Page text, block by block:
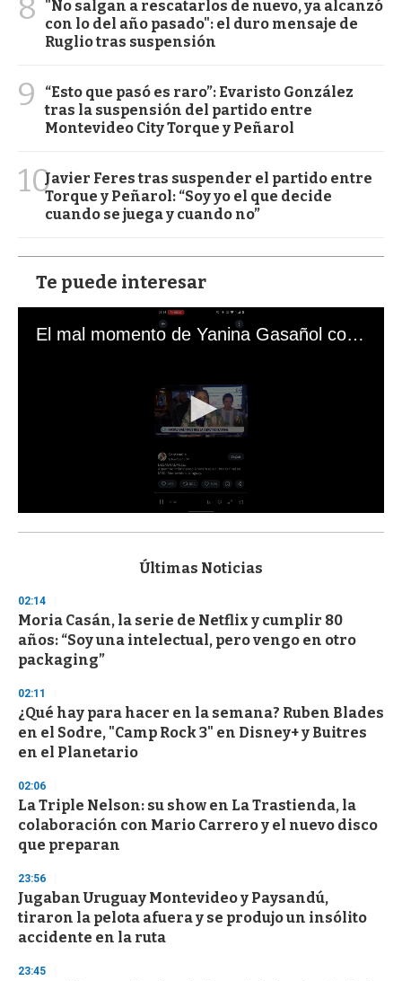
8
"No salgan a rescatarlos de nuevo, ya alcanzó
con lo del año pasado": el duro mensaje de
Ruglio tras suspensión
9
“Esto que pasó es raro”: Evaristo González
tras la suspensión del partido entre
Montevideo City Torque y Peñarol
10Javier Feres tras suspender el partido entre
Torque y Peñarol: “Soy yo el que decide
cuando se juega y cuando no”
Te puede interesar
El mal momento de Yanina Gasañol con un hincha argentino en "Subrayado"
s
d
s
o
f
3
s
c
o
n
Últimas Noticias
02:14
Moria Casán, la serie de Netflix y cumplir 80
años: “Soy una intelectual, pero vengo en otro
packaging”
02:11
¿Qué hay para hacer en la semana? Ruben Blades
en el Sodre, "Camp Rock 3" en Disney+ y Buitres
en el Planetario
02:06
La Triple Nelson: su show en La Trastienda, la
colaboración con Mario Carrero y el nuevo disco
que preparan
23:56
Jugaban Uruguay Montevideo y Paysandú,
tiraron la pelota afuera y se produjo un insólito
accidente en la ruta
23:45